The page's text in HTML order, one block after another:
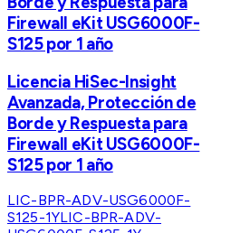
Firewall eKit USG6000F-
S125 por 1 año
Licencia HiSec-Insight
Avanzada, Protección de
Borde y Respuesta para
Firewall eKit USG6000F-
S125 por 1 año
LIC-BPR-ADV-USG6000F-
S125-1YLIC-BPR-ADV-